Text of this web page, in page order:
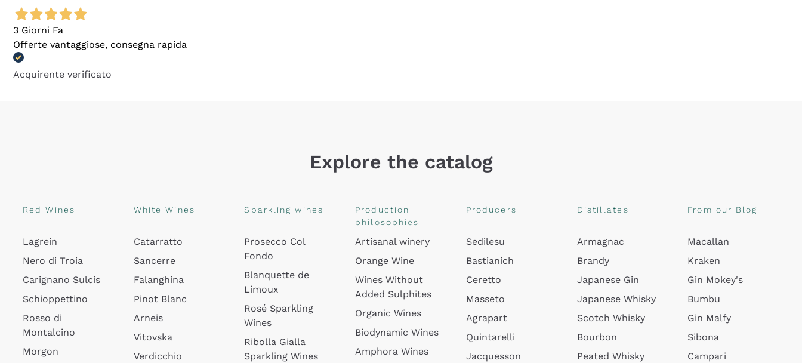
3 Giorni Fa
Offerte vantaggiose, consegna rapida
Acquirente verificato
Explore the catalog
Red Wines
Lagrein
Nero di Troia
Carignano Sulcis
Schioppettino
Rosso di
Montalcino
Morgon
White Wines
Catarratto
Sancerre
Falanghina
Pinot Blanc
Arneis
Vitovska
Verdicchio
Sparkling wines
Prosecco Col
Fondo
Blanquette de
Limoux
Rosé Sparkling
Wines
Ribolla Gialla
Sparkling Wines
Production
philosophies
Artisanal winery
Orange Wine
Wines Without
Added Sulphites
Organic Wines
Biodynamic Wines
Amphora Wines
Producers
Sedilesu
Bastianich
Ceretto
Masseto
Agrapart
Quintarelli
Jacquesson
Distillates
Armagnac
Brandy
Japanese Gin
Japanese Whisky
Scotch Whisky
Bourbon
Peated Whisky
From our Blog
Macallan
Kraken
Gin Mokey's
Bumbu
Gin Malfy
Sibona
Campari